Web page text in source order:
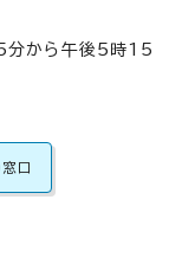
分から午後5時15
口